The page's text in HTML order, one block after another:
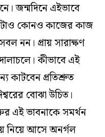
জন্মদিনে এইভাবে
কোনও কাজের কাজ
নন। প্রায় সারাক্ষণ
কীভাবে এই
কাটবেন প্রতিশ্রুত
বোঝা উচিত।
এই ভাবনাকে সমর্থন
নিয়ে আসে অনর্গল